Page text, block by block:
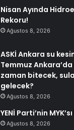
Nisan Ayında
Rekoru!
Ağustos 8, 2026
ASKİ Ankara su
Temmuz
zaman bitecek,
gelecek?
Ağustos 8, 2026
YENİ Parti’nin
Ağustos 8, 2026